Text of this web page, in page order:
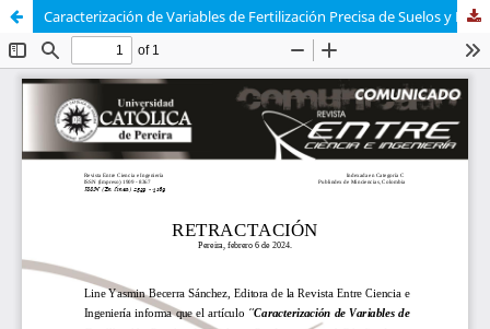
Caracterización de Variables de Fertilización Precisa de Suelos y Praderas para el Diseño de un Software de Recomendación Inteligente (Retractado)